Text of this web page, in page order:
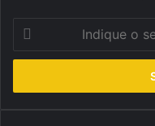
seu
de